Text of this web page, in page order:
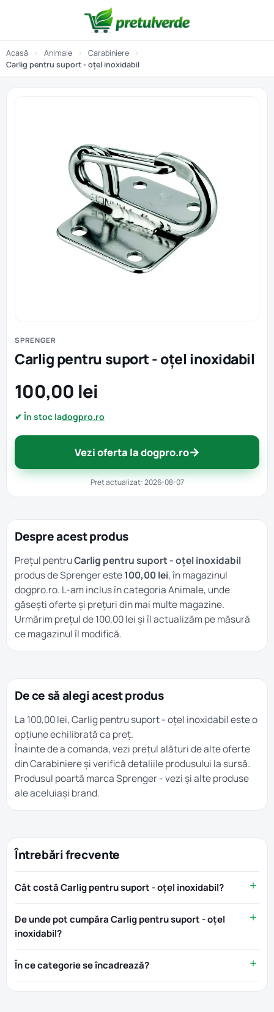
Acasă › Animale › Carabiniere
›
Carlig pentru suport - oțel inoxidabil
SPRENGER
Carlig pentru suport - oțel inoxidabil
100,00 lei
✔ În stoc ladogpro.ro
Vezi oferta la dogpro.ro→
Preț actualizat: 2026-08-07
Despre acest produs
Prețul pentruCarlig pentru suport - oțel inoxidabil
produs de Sprenger este100,00 lei, în magazinul
dogpro.ro. L-am inclus în categoriaAnimale, unde
găsești oferte și prețuri din mai multe magazine.
Urmărim prețul de 100,00 lei și îl actualizăm pe măsură
ce magazinul îl modifică.
De ce să alegi acest produs
La 100,00 lei, Carlig pentru suport - oțel inoxidabil este o
opțiune echilibrată ca preț.
Înainte de a comanda, vezi prețul alături de alte oferte
dinCarabiniereși verifică detaliile produsului la sursă.
Produsul poartă marcaSprenger- vezi și alte produse
ale aceluiași brand.
Întrebări frecvente
Cât costă Carlig pentru suport - oțel inoxidabil?
De unde pot cumpăra Carlig pentru suport - oțel
inoxidabil?
În ce categorie se încadrează?